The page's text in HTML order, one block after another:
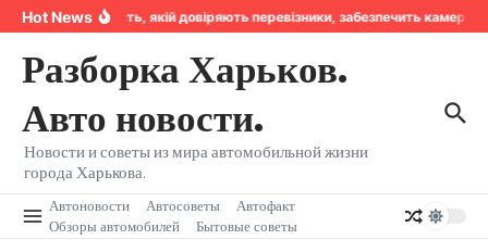
Перейти к содержанию
Hot NewsНадійність, якій довіряють перевізники, забезпечить камера
Разборка Харьков.
Авто новости.
Новости и советы из мира автомобильной жизни
города Харькова.
Автоновости Автосоветы
Автофакт
Обзоры автомобилей
Бытовые советы